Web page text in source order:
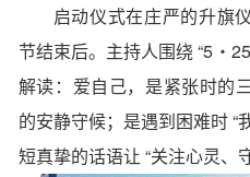
启动仪式在庄严的升旗
节结束后。主持人围绕 “5・
解读：爱自己，是紧张时的
的安静守候；是遇到困难时 “
短真挚的话语让 “关注心灵、